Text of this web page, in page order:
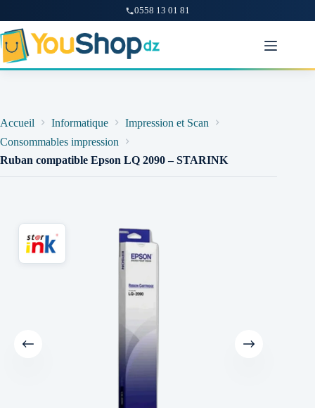
0558 13 01 81
Passer
au
contenu
Accueil Informatique
Impression et Scan
Consommables impression
Ruban compatible Epson LQ 2090 – STARINK